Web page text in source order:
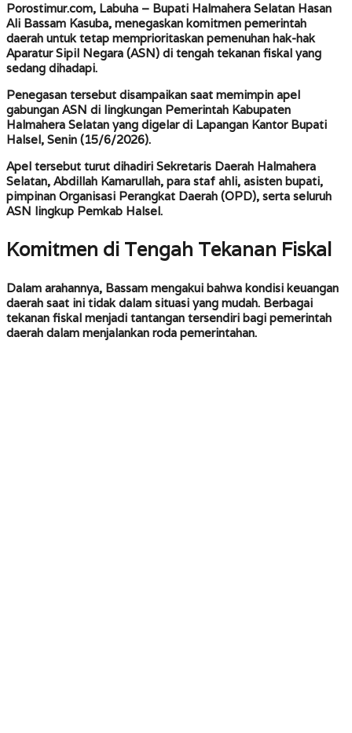
Porostimur.com, Labuha – Bupati Halmahera Selatan Hasan
Ali Bassam Kasuba, menegaskan komitmen pemerintah
daerah untuk tetap memprioritaskan pemenuhan hak-hak
Aparatur Sipil Negara (ASN) di tengah tekanan fiskal yang
sedang dihadapi.
Penegasan tersebut disampaikan saat memimpin apel
gabungan ASN di lingkungan Pemerintah Kabupaten
Halmahera Selatan yang digelar di Lapangan Kantor Bupati
Halsel, Senin (15/6/2026).
Apel tersebut turut dihadiri Sekretaris Daerah Halmahera
Selatan, Abdillah Kamarullah, para staf ahli, asisten bupati,
pimpinan Organisasi Perangkat Daerah (OPD), serta seluruh
ASN lingkup Pemkab Halsel.
Komitmen di Tengah Tekanan Fiskal
Dalam arahannya, Bassam mengakui bahwa kondisi keuangan
daerah saat ini tidak dalam situasi yang mudah. Berbagai
tekanan fiskal menjadi tantangan tersendiri bagi pemerintah
daerah dalam menjalankan roda pemerintahan.